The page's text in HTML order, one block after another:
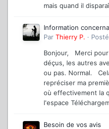
mais quand il
Information
Par Thierry P. ·
Bonjour, Merci pour
déçus, les autres
ou pas. Normal.
repréciser ma
où effectivement la
l'espace
Besoin de vos avis